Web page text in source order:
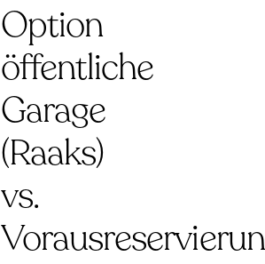
Option
öffentliche
Garage
(Raaks)
vs.